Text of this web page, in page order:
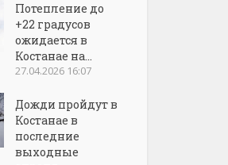
Потепление до
+22 градусов
ожидается в
Костанае на...
27.04.2026 16:07
Дожди пройдут в
Костанае в
последние
выходные